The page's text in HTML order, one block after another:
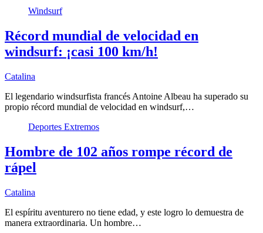
Windsurf
Récord mundial de velocidad en
windsurf: ¡casi 100 km/h!
Catalina
El legendario windsurfista francés Antoine Albeau ha superado su
propio récord mundial de velocidad en windsurf,…
Deportes Extremos
Hombre de 102 años rompe récord de
rápel
Catalina
El espíritu aventurero no tiene edad, y este logro lo demuestra de
manera extraordinaria. Un hombre…